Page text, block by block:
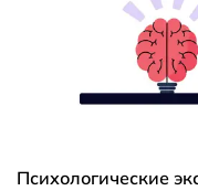
Психологические